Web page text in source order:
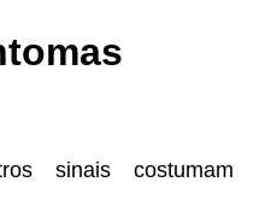
sinais costumam